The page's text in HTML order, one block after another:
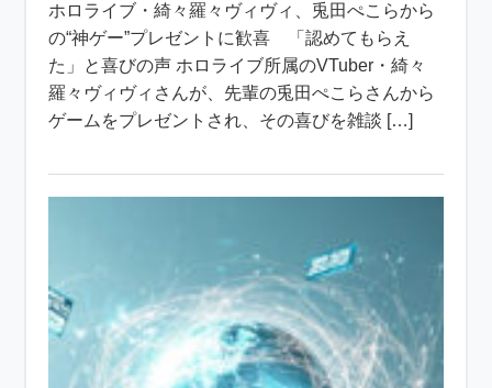
ホロライブ・綺々羅々ヴィヴィ、兎田ぺこらから
の“神ゲー”プレゼントに歓喜 「認めてもらえ
た」と喜びの声 ホロライブ所属のVTuber・綺々
羅々ヴィヴィさんが、先輩の兎田ぺこらさんから
ゲームをプレゼントされ、その喜びを雑談 […]